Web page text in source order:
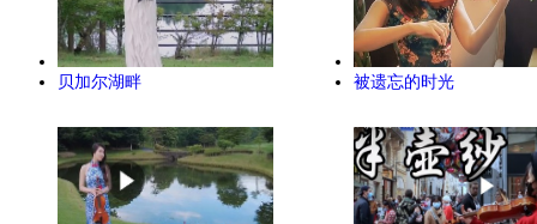
贝加尔湖畔 被遗忘的时光